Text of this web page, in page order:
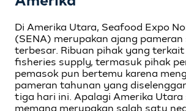
Di Amerika Utara, Seafood Expo
(SENA) merupakan ajang
terbesar. Ribuan pihak yang
fisheries supply, termasuk pihak
pemasok pun bertemu karena
pameran tahunan yang
tiga hari ini. Apalagi Amerika Utara
memang merupakan salah satu